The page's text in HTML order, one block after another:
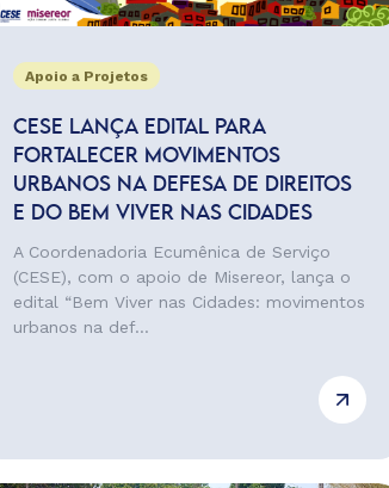
Apoio a Projetos
CESE LANÇA EDITAL PARA
FORTALECER MOVIMENTOS
URBANOS NA DEFESA DE DIREITOS
E DO BEM VIVER NAS CIDADES
A Coordenadoria Ecumênica de Serviço
(CESE), com o apoio de Misereor, lança o
edital “Bem Viver nas Cidades: movimentos
urbanos na def...